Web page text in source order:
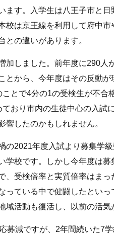
ます。入学生は八王子市と
校は京王線を利用して府中
との違いがあります。
加しました。前年度に290人
とから、今年度はその反動
ことで4分の1の受検生が不
おり市内の生徒中心の入試
響したのかもしれません。
の2021年度入試より募集学
学校です。しかし今年度は
、受検倍率と実質倍率はま
っている中で健闘したとい
域活動も復活し、以前の活気
募減ですが、2年間続いた7